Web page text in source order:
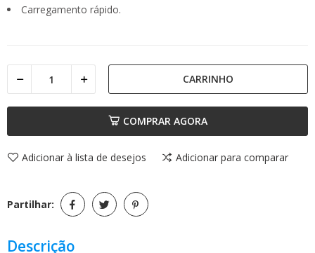
Carregamento rápido.
CARRINHO
COMPRAR AGORA
Adicionar à lista de desejos Adicionar para comparar
Partilhar:
Descrição